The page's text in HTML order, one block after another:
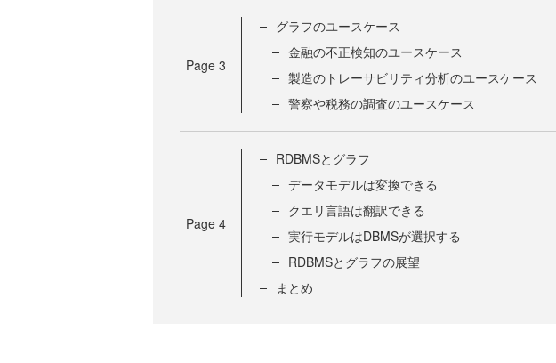
Page 3
グラフのユースケース
金融の不正検知のユースケース
製造のトレーサビリティ分析のユースケース
警察や税務の調査のユースケース
Page 4
RDBMSとグラフ
データモデルは変換できる
クエリ言語は翻訳できる
実行モデルはDBMSが選択する
RDBMSとグラフの展望
まとめ